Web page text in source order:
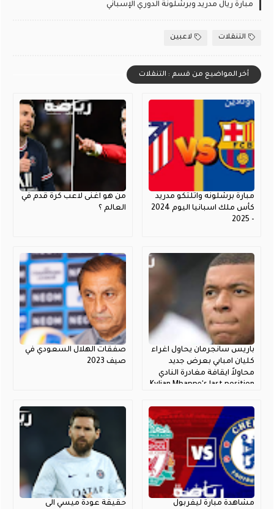
مبارة ريال مدريد وبرشلونة الدوري الإسباني
التنقلات لاعبين
أخر المواضيع من قسم : التنقلات
مبارة برشلونه واتلتكو مدريد
كأس ملك اسبانيا اليوم 2024
- 2025
من هو اغنى لاعب كرة قدم في
العالم ؟
باريس سانجرمان يحاول اغراء
كليان امبابي بعرض جديد
محاولاً ايقافة مغادرة النادي
Kylian Mbappe's last position
صفقات الهلال السعودي في
صيف 2023
مشاهدة مبارة ليفربول
حقيقة عودة ميسي الى